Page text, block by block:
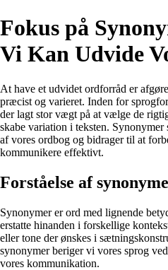
Fokus på
Vi Kan Udvide
At have et udvidet ordforråd er
præcist og varieret. Inden for
der lagt stor vægt på at vælge de
skabe variation i teksten.
af vores ordbog og bidrager til at
kommunikere effektivt.
Forståelse af
Synonymer er ord med lignende
erstatte hinanden i forskellige
eller tone der ønskes i
synonymer beriger vi vores sprog
vores kommunikation.